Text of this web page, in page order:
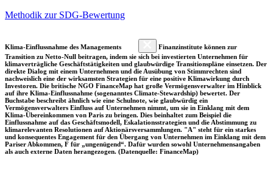
Methodik zur SDG-Bewertung
Klima-Einflussnahme des Managements
Finanzinstitute können zur
Transition zu Netto-Null beitragen, indem sie sich bei investierten Unternehmen für
klimaverträgliche Geschäftstätigkeiten und glaubwürdige Transitionspläne einsetzen. Der
direkte Dialog mit einem Unternehmen und die Ausübung von Stimmrechten sind
nachweislich eine der wirksamsten Strategien für eine positive Klimawirkung durch
Investoren. Die britische NGO FinanceMap hat große Vermögensverwalter im Hinblick
auf ihre Klima-Einflussnahme (sogenanntes Climate-Stewardship) bewertet. Der
Buchstabe beschreibt ähnlich wie eine Schulnote, wie glaubwürdig ein
Vermögensverwalters Einfluss auf Unternehmen nimmt, um sie in Einklang mit dem
Klima-Übereinkommen von Paris zu bringen. Dies beinhaltet zum Beispiel die
Einflussnahme auf das Geschäftsmodell, Eskalationsstrategien und die Abstimmung zu
klimarelevanten Resolutionen auf Aktionärsversammlungen. "A" steht für ein starkes
und konsequentes Engagement für den Übergang von Unternehmen im Einklang mit dem
Pariser Abkommen, F für „ungenügend“. Dafür wurden sowohl Unternehmensangaben
als auch externe Daten herangezogen. (Datenquelle: FinanceMap)